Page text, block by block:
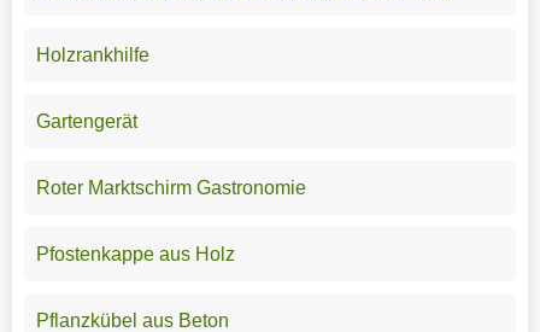
Holzrankhilfe
Gartengerät
Roter Marktschirm Gastronomie
Pfostenkappe aus Holz
Pflanzkübel aus Beton